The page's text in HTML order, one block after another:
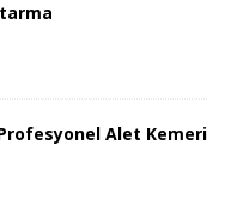
Alet Kemeri